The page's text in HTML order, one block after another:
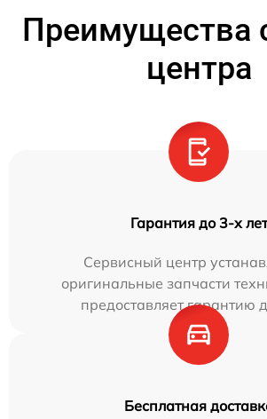
Преимущества
центра
Гарантия до 3-х лет
Сервисный центр
оригинальные запчасти
предоставляет гарантию
Бесплатная